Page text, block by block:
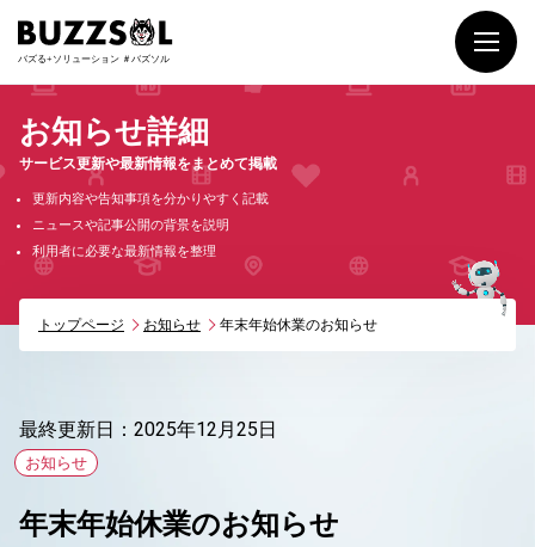
お知らせ詳細
サービス更新や最新情報をまとめて掲載
更新内容や告知事項を分かりやすく記載
ニュースや記事公開の背景を説明
利用者に必要な最新情報を整理
トップページ お知らせ 年末年始休業のお知らせ
最終更新日：2025年12月25日
お知らせ
年末年始休業のお知らせ